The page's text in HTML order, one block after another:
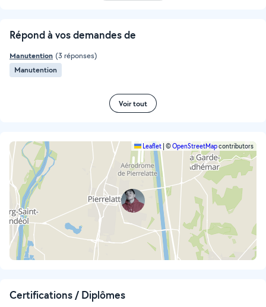
Répond à vos demandes de
Manutention (3 réponses)
Manutention
Voir tout
Leaflet ©OpenStreetMapcontributors
Certifications / Diplômes